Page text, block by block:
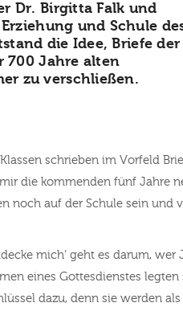
Dr. Birgitta Falk und
und Schule
die Idee, Briefe der
700 Jahre alten
zu verschließen.
schrieben im Vorfeld
die kommenden fünf Jahre
noch auf der Schule sein
mich‘ geht es darum,
eines Gottesdienstes
dazu, denn sie werden